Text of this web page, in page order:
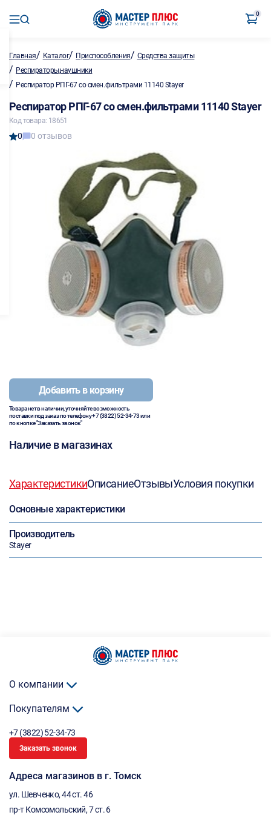
0
Главная/ Каталог/ Приспособления/ Средства защиты
/ Респираторы,наушники
/ Респиратор РПГ-67 со смен.фильтрами 11140 Stayer
Респиратор РПГ-67 со смен.фильтрами 11140 Stayer
Код товара: 18651
0 0 отзывов
Добавить в корзину
Товара нет в наличии, уточняйте возможность
поставки под заказ по телефону+7 (3822) 52-34-73или
по кнопке "Заказать звонок"
Наличие в магазинах
ХарактеристикиОписаниеОтзывыУсловия покупки
Основные характеристики
Производитель
Stayer
О компании
Покупателям
+7 (3822) 52-34-73
Заказать звонок
Адреса магазинов в г. Томск
ул. Шевченко, 44 ст. 46
пр-т Комсомольский, 7 ст. 6